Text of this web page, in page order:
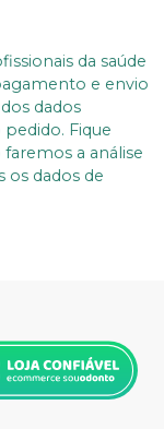
da saúde
e envio
dados
Fique
a análise
os dados de